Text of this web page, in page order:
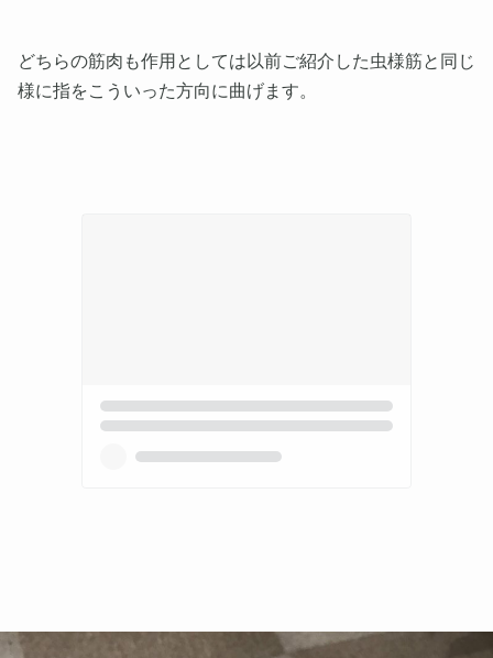
どちらの筋肉も作用としては以前ご紹介した虫様筋と同じ
様に指をこういった方向に曲げます。